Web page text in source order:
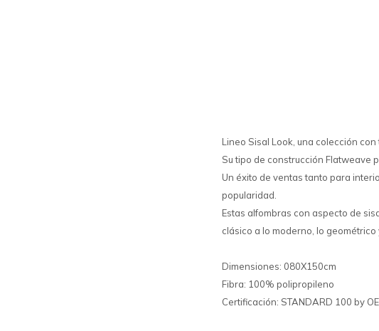
Lineo Sisal Look, una colección
Su tipo de construcción Flatweave
Un éxito de ventas tanto para
popularidad.
Estas alfombras con aspecto de
clásico a lo moderno, lo geométrico
Dimensiones: 080X150cm
Fibra: 100% polipropileno
Certificación: STANDARD 100 by